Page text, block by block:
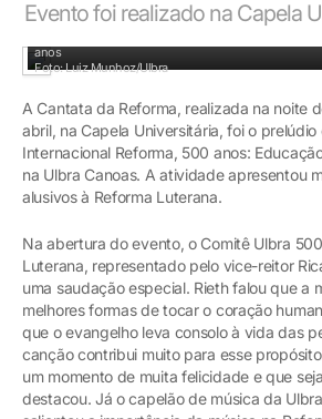
Evento foi realizado na Capela
anos
Foto: Luiz Munhoz/Ulbra
A Cantata da Reforma, realizada na noite
abril, na Capela Universitária, foi o prelúdio
Internacional Reforma, 500 anos:
na Ulbra Canoas. A atividade apresentou
alusivos à Reforma Luterana.
Na abertura do evento, o Comitê Ulbra
Luterana, representado pelo vice-reitor
uma saudação especial. Rieth falou que a
melhores formas de tocar o coração
que o evangelho leva consolo à vida das
canção contribui muito para esse
um momento de muita felicidade e que
destacou. Já o capelão de música da